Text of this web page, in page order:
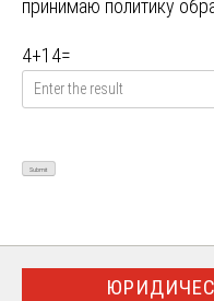
принимаю политику
4+14=